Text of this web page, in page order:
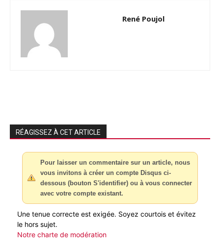
René Poujol
RÉAGISSEZ À CET ARTICLE
Pour laisser un commentaire sur un article, nous
vous invitons à créer un compte Disqus ci-
dessous (bouton S'identifier) ou à vous connecter
avec votre compte existant.
Une tenue correcte est exigée. Soyez courtois et évitez
le hors sujet.
Notre charte de modération